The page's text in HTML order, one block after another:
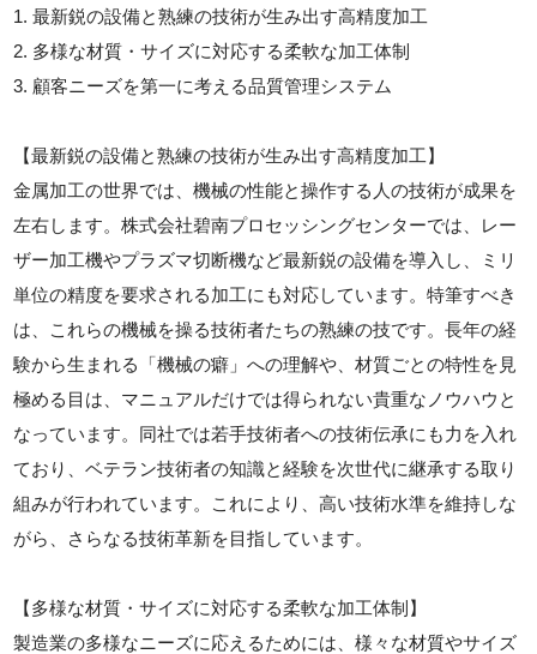
1. 最新鋭の設備と熟練の技術が生み出す高精度加工
2. 多様な材質・サイズに対応する柔軟な加工体制
3. 顧客ニーズを第一に考える品質管理システム
【最新鋭の設備と熟練の技術が生み出す高精度加工】
金属加工の世界では、機械の性能と操作する人の技術が成果を
左右します。株式会社碧南プロセッシングセンターでは、レー
ザー加工機やプラズマ切断機など最新鋭の設備を導入し、ミリ
単位の精度を要求される加工にも対応しています。特筆すべき
は、これらの機械を操る技術者たちの熟練の技です。長年の経
験から生まれる「機械の癖」への理解や、材質ごとの特性を見
極める目は、マニュアルだけでは得られない貴重なノウハウと
なっています。同社では若手技術者への技術伝承にも力を入れ
ており、ベテラン技術者の知識と経験を次世代に継承する取り
組みが行われています。これにより、高い技術水準を維持しな
がら、さらなる技術革新を目指しています。
【多様な材質・サイズに対応する柔軟な加工体制】
製造業の多様なニーズに応えるためには、様々な材質やサイズ